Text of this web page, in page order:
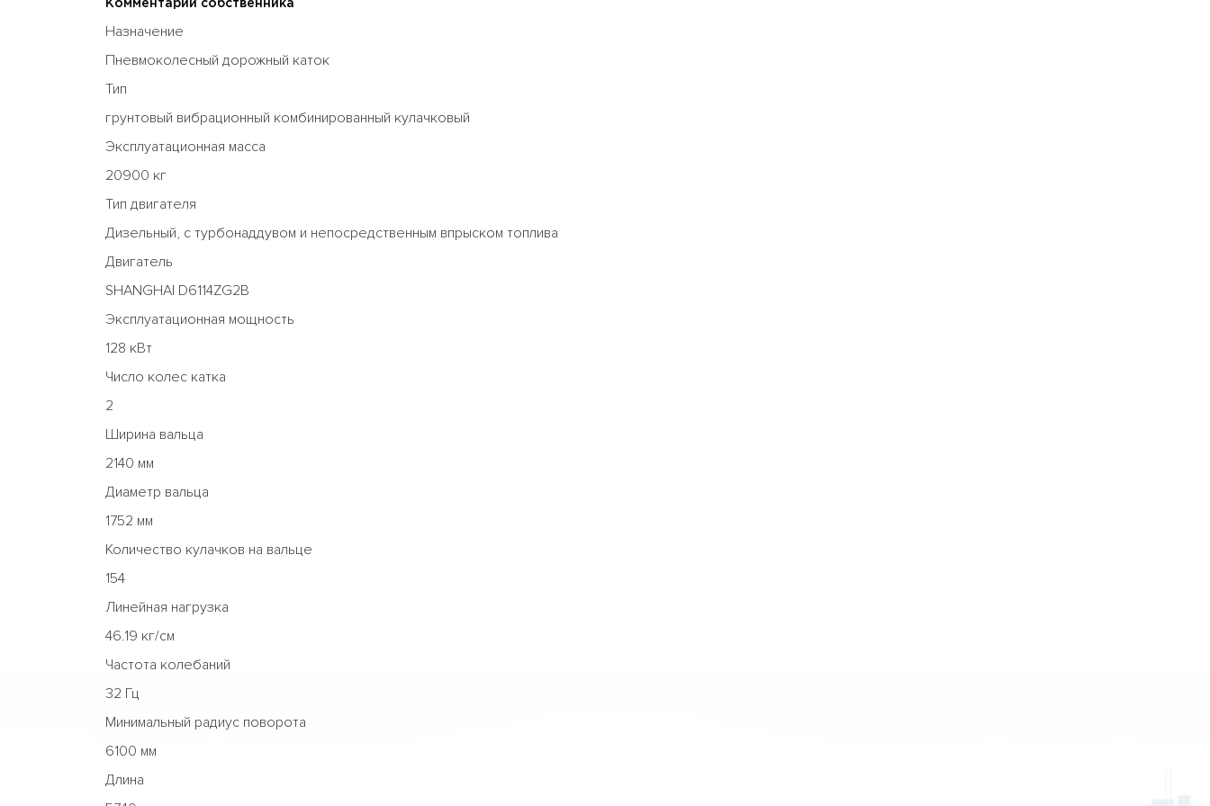
Комментарий собственника
Назначение
Пневмоколесный дорожный каток
Тип
грунтовый вибрационный комбинированный кулачковый
Эксплуатационная масса
20900 кг
Тип двигателя
Дизельный, с турбонаддувом и непосредственным впрыском топлива
Двигатель
SHANGHAI D6114ZG2B
Эксплуатационная мощность
128 кВт
Число колес катка
2
Ширина вальца
2140 мм
Диаметр вальца
1752 мм
Количество кулачков на вальце
154
Линейная нагрузка
46.19 кг/см
Частота колебаний
32 Гц
Минимальный радиус поворота
6100 мм
Длина